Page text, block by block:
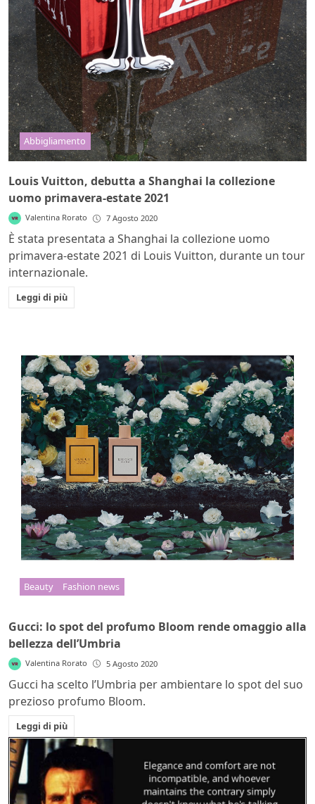
Abbigliamento
Louis Vuitton, debutta a Shanghai la collezione
uomo primavera-estate 2021
Valentina Rorato 7 Agosto 2020
È stata presentata a Shanghai la collezione uomo
primavera-estate 2021 di Louis Vuitton, durante un tour
internazionale.
Leggi di più
Beauty Fashion news
Gucci: lo spot del profumo Bloom rende omaggio alla
bellezza dell’Umbria
Valentina Rorato 5 Agosto 2020
Gucci ha scelto l’Umbria per ambientare lo spot del suo
prezioso profumo Bloom.
Leggi di più